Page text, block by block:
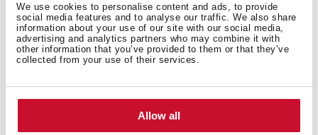
We use cookies to personalise content and ads, to provide
social media features and to analyse our traffic. We also share
information about your use of our site with our social media,
advertising and analytics partners who may combine it with
other information that you’ve provided to them or that they’ve
collected from your use of their services.
Allow all
Αλλα χαρακτηριστικά